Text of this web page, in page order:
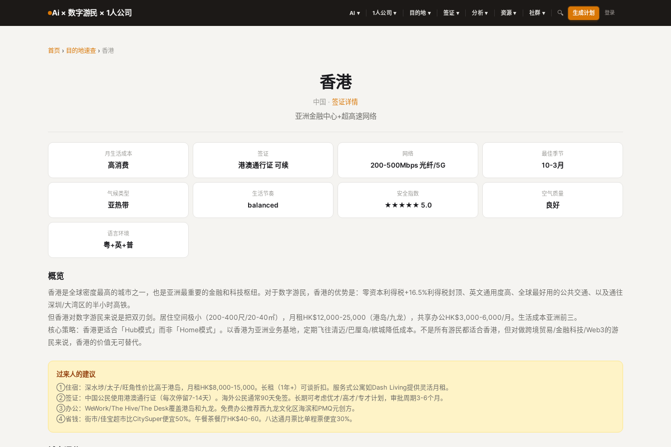
Ai × 数字游民 × 1人公司 AI ▾ 1人公司 ▾ 目的地 ▾ 签证 ▾ 分析 ▾ 资源 ▾ 社群 ▾ 🔍 生成计划 登录
首页 › 目的地速查 › 香港
香港
中国 · 签证详情
亚洲金融中心+超高速网络
月生活成本
高消费
签证
港澳通行证 可续
网络
200-500Mbps 光纤/5G
最佳季节
10-3月
气候类型
亚热带
生活节奏
balanced
安全指数
★★★★★ 5.0
空气质量
良好
语言环境
粤+英+普
概览
香港是全球密度最高的城市之一，也是亚洲最重要的金融和科技枢纽。对于数字游民，香港的优势是：零资本利得税+16.5%利得税封顶、英文通用度高、全球最好用的公共交通、以及通往
深圳/大湾区的半小时高铁。
但香港对数字游民来说是把双刃剑。居住空间极小（200-400尺/20-40㎡），月租HK$12,000-25,000（港岛/九龙），共享办公HK$3,000-6,000/月。生活成本亚洲前三。
核心策略：香港更适合「Hub模式」而非「Home模式」。以香港为亚洲业务基地，定期飞往清迈/巴厘岛/槟城降低成本。不是所有游民都适合香港，但对做跨境贸易/金融科技/Web3的游
民来说，香港的价值无可替代。
过来人的建议
①住宿：深水埗/太子/旺角性价比高于港岛，月租HK$8,000-15,000。长租（1年+）可谈折扣。服务式公寓如Dash Living提供灵活月租。
②签证：中国公民使用港澳通行证（每次停留7-14天）。海外公民通常90天免签。长期可考虑优才/高才/专才计划，审批周期3-6个月。
③办公：WeWork/The Hive/The Desk覆盖港岛和九龙。免费办公推荐西九龙文化区海滨和PMQ元创方。
④省钱：街市/佳宝超市比CitySuper便宜50%。午餐茶餐厅HK$40-60。八达通月票比单程票便宜30%。